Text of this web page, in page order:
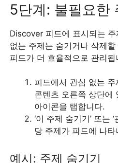
5단계: 불필요한
Discover 피드에 표시되는
없는 주제는 숨기거나 삭제
피드가 더 효율적으로 관리됩
피드에서 관심 없는
콘텐츠 오른쪽 상단에
아이콘을 탭합니다.
‘이 주제 숨기기’ 또는
당 주제가 피드에 나
예시: 주제 숨기기